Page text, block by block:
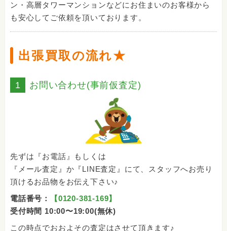
ン・高層タワーマンションなどにお住まいのお客様から
も安心してご依頼を頂いております。
出張買取の流れ★
1 お問い合わせ(事前仮査定)
先ずは『お電話』もしくは
『メール査定』か『LINE査定』にて、スタッフへお売り
頂けるお品物をお伝え下さい♪
電話番号：
【0120-381-169】
受付時間 10:00〜19:00(無休)
この時点でおおよその査定はさせて頂きます♪